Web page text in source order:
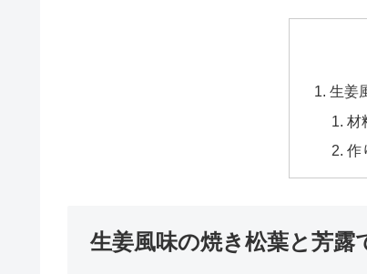
生姜
材
作
生姜風味の焼き松葉と芳露